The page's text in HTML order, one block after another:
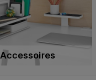
Accessoires